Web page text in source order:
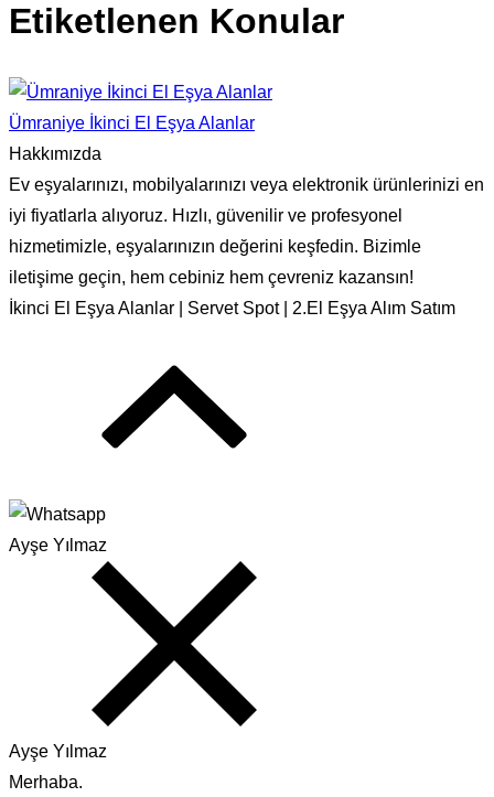
Etiketlenen Konular
Ümraniye İkinci El Eşya Alanlar
Hakkımızda
Ev eşyalarınızı, mobilyalarınızı veya elektronik ürünlerinizi en
iyi fiyatlarla alıyoruz. Hızlı, güvenilir ve profesyonel
hizmetimizle, eşyalarınızın değerini keşfedin. Bizimle
iletişime geçin, hem cebiniz hem çevreniz kazansın!
İkinci El Eşya Alanlar | Servet Spot | 2.El Eşya Alım Satım
Ayşe Yılmaz
Ayşe Yılmaz
Merhaba.